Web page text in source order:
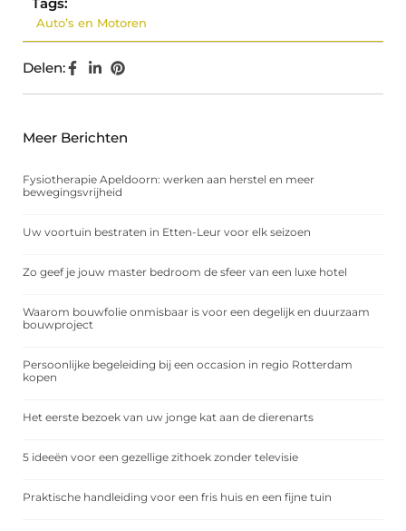
Tags:
Auto’s en Motoren
Delen:
Meer Berichten
Fysiotherapie Apeldoorn: werken aan herstel en meer
bewegingsvrijheid
Uw voortuin bestraten in Etten-Leur voor elk seizoen
Zo geef je jouw master bedroom de sfeer van een luxe hotel
Waarom bouwfolie onmisbaar is voor een degelijk en duurzaam
bouwproject
Persoonlijke begeleiding bij een occasion in regio Rotterdam
kopen
Het eerste bezoek van uw jonge kat aan de dierenarts
5 ideeën voor een gezellige zithoek zonder televisie
Praktische handleiding voor een fris huis en een fijne tuin